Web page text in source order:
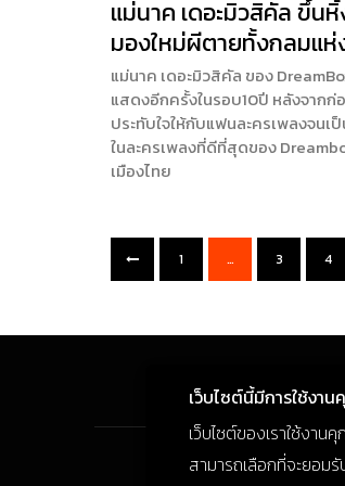
แม่นาค เดอะมิวสิคัล ขึ้น
มองใหม่ผีตายทั้งกลมแห่
แม่นาค เดอะมิวสิคัล ของ
แสดงอีกครั้งในรอบ10ปี หลังจากก่
ประทับใจให้กับแฟนละครเพลงจนเ
ในละครเพลงที่ดีที่สุดของ
เมืองไทย
1 … 3 4
เว็บไซต์นี้มีการใช้งาน
เว็บไซต์ของเราใช้งา
สามารถเลือกที่จะยอม